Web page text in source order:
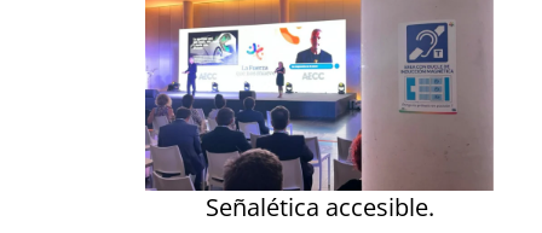
Señalética accesible.